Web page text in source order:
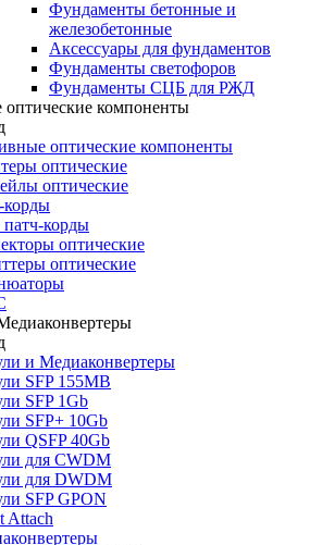
Фундаменты бетонные и
железобетонные
Аксессуары для фундаментов
Фундаменты светофоров
Фундаменты СЦБ для РЖД
компоненты
оптические компоненты
оптические
оптические
корды
корды
оптические
оптические
и Медиаконвертеры
SFP 155MB
SFP 1Gb
SFP+ 10Gb
QSFP 40Gb
для CWDM
для DWDM
SFP GPON
Attach